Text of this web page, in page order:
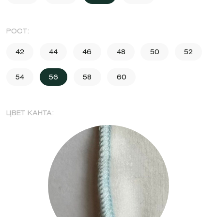
РОСТ:
42 44 46 48 50 52
54 56 58 60
ЦВЕТ КАНТА: